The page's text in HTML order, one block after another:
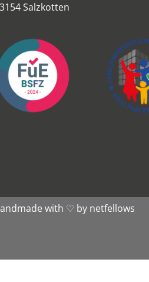
Salzkotten
with ♡ by netfellows